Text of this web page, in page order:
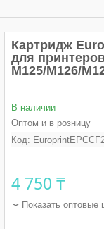
Картридж
для
M125/M126/
В наличии
Оптом и в розницу
Код:
4 750 ₸
Показать оптовые